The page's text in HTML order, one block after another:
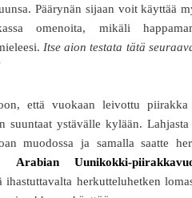
Päärynän sijaan voit käyttää
omenoita, mikäli
Itse aion testata tätä
että vuokaan leivottu
suuntaat ystävälle kylään. Lahjasta
muodossa ja samalla saatte
Arabian Uunikokki-
ihastuttavalta herkutteluhetken